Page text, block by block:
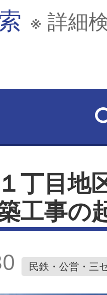
※ 詳細
丁目
工事の
民鉄・公営・三